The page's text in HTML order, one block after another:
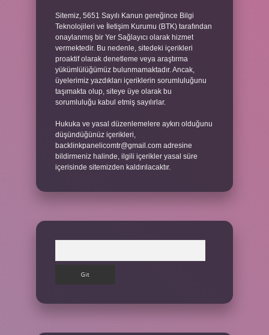
Sitemiz, 5651 Sayılı Kanun gereğince Bilgi
Teknolojileri ve İletişim Kurumu (BTK) tarafından
onaylanmış bir Yer Sağlayıcı olarak hizmet
vermektedir. Bu nedenle, sitedeki içerikleri
proaktif olarak denetleme veya araştırma
yükümlülüğümüz bulunmamaktadır. Ancak,
üyelerimiz yazdıkları içeriklerin sorumluluğunu
taşımakta olup, siteye üye olarak bu
sorumluluğu kabul etmiş sayılırlar.
Hukuka ve yasal düzenlemelere aykırı olduğunu
düşündüğünüz içerikleri,
backlinkpanelicomtr@gmail.com adresine
bildirmeniz halinde, ilgili içerikler yasal süre
içerisinde sitemizden kaldırılacaktır.